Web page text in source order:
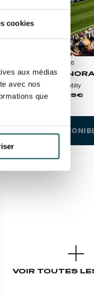
cookies
aux médias
avec nos
que
Dimanche 14 juin 2026
TRIBUNE
Hippodrome de Chantilly
Prenez de la hauteur pour
À PARTIR DE 35€
NON
VOIR TOUTES